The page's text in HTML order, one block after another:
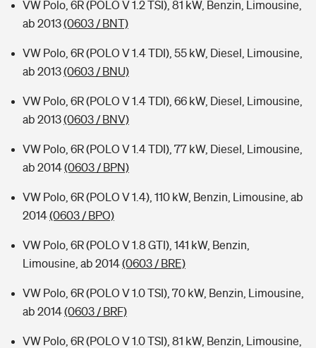
VW Polo, 6R (POLO V 1.2 TSI), 81 kW, Benzin, Limousine,
ab 2013(0603 / BNT)
VW Polo, 6R (POLO V 1.4 TDI), 55 kW, Diesel, Limousine,
ab 2013(0603 / BNU)
VW Polo, 6R (POLO V 1.4 TDI), 66 kW, Diesel, Limousine,
ab 2013(0603 / BNV)
VW Polo, 6R (POLO V 1.4 TDI), 77 kW, Diesel, Limousine,
ab 2014(0603 / BPN)
VW Polo, 6R (POLO V 1.4), 110 kW, Benzin, Limousine, ab
2014(0603 / BPO)
VW Polo, 6R (POLO V 1.8 GTI), 141 kW, Benzin,
Limousine, ab 2014(0603 / BRE)
VW Polo, 6R (POLO V 1.0 TSI), 70 kW, Benzin, Limousine,
ab 2014(0603 / BRF)
VW Polo, 6R (POLO V 1.0 TSI), 81 kW, Benzin, Limousine,